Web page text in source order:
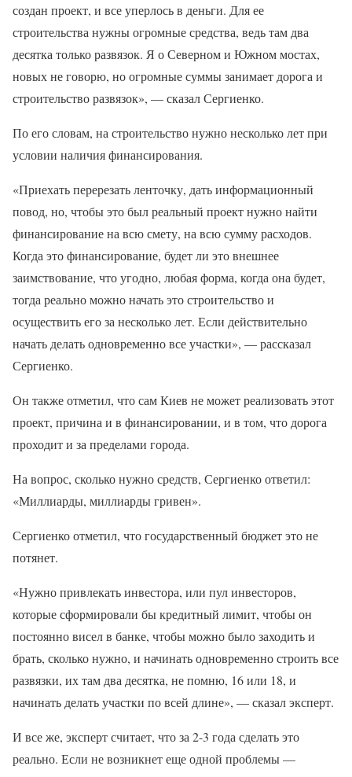
создан проект, и все уперлось в деньги. Для ее
строительства нужны огромные средства, ведь там два
десятка только развязок. Я о Северном и Южном мостах,
новых не говорю, но огромные суммы занимает дорога и
строительство развязок», — сказал Сергиенко.
По его словам, на строительство нужно несколько лет при
условии наличия финансирования.
«Приехать перерезать ленточку, дать информационный
повод, но, чтобы это был реальный проект нужно найти
финансирование на всю смету, на всю сумму расходов.
Когда это финансирование, будет ли это внешнее
заимствование, что угодно, любая форма, когда она будет,
тогда реально можно начать это строительство и
осуществить его за несколько лет. Если действительно
начать делать одновременно все участки», — рассказал
Сергиенко.
Он также отметил, что сам Киев не может реализовать этот
проект, причина и в финансировании, и в том, что дорога
проходит и за пределами города.
На вопрос, сколько нужно средств, Сергиенко ответил:
«Миллиарды, миллиарды гривен».
Сергиенко отметил, что государственный бюджет это не
потянет.
«Нужно привлекать инвестора, или пул инвесторов,
которые сформировали бы кредитный лимит, чтобы он
постоянно висел в банке, чтобы можно было заходить и
брать, сколько нужно, и начинать одновременно строить все
развязки, их там два десятка, не помню, 16 или 18, и
начинать делать участки по всей длине», — сказал эксперт.
И все же, эксперт считает, что за 2-3 года сделать это
реально. Если не возникнет еще одной проблемы —